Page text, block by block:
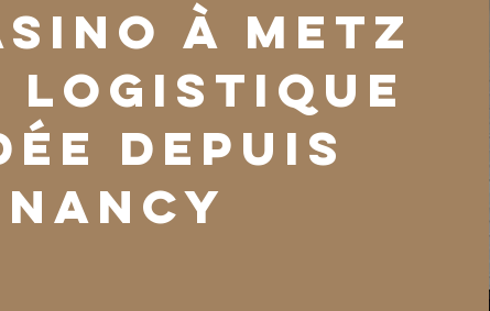
à Metz
logistique
depuis
Nancy